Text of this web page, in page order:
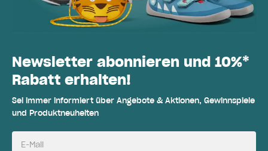
Newsletter abonnieren und 10%*
Rabatt erhalten!
Sei immer informiert über Angebote & Aktionen, Gewinnspiele
und Produktneuheiten
E-Mail